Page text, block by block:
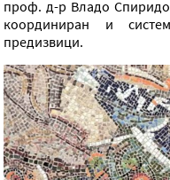
проф. д-р Владо
координиран и
предизвици.